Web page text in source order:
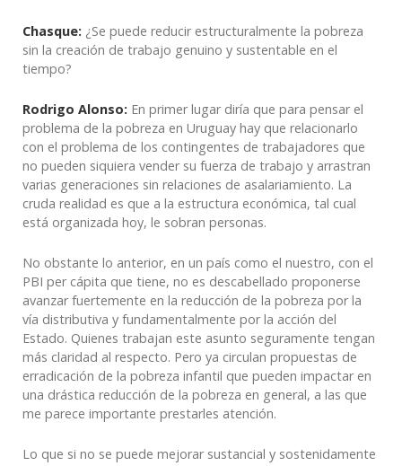
Chasque: ¿Se puede reducir estructuralmente la pobreza
sin la creación de trabajo genuino y sustentable en el
tiempo?
Rodrigo Alonso: En primer lugar diría que para pensar el
problema de la pobreza en Uruguay hay que relacionarlo
con el problema de los contingentes de trabajadores que
no pueden siquiera vender su fuerza de trabajo y arrastran
varias generaciones sin relaciones de asalariamiento. La
cruda realidad es que a la estructura económica, tal cual
está organizada hoy, le sobran personas.
No obstante lo anterior, en un país como el nuestro, con el
PBI per cápita que tiene, no es descabellado proponerse
avanzar fuertemente en la reducción de la pobreza por la
vía distributiva y fundamentalmente por la acción del
Estado. Quienes trabajan este asunto seguramente tengan
más claridad al respecto. Pero ya circulan propuestas de
erradicación de la pobreza infantil que pueden impactar en
una drástica reducción de la pobreza en general, a las que
me parece importante prestarles atención.
Lo que si no se puede mejorar sustancial y sostenidamente